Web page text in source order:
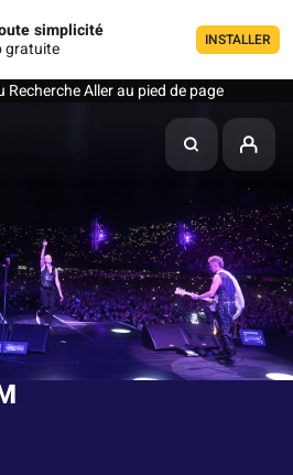
simplicité
gratuite
INSTALLER
RechercheAller au pied de page